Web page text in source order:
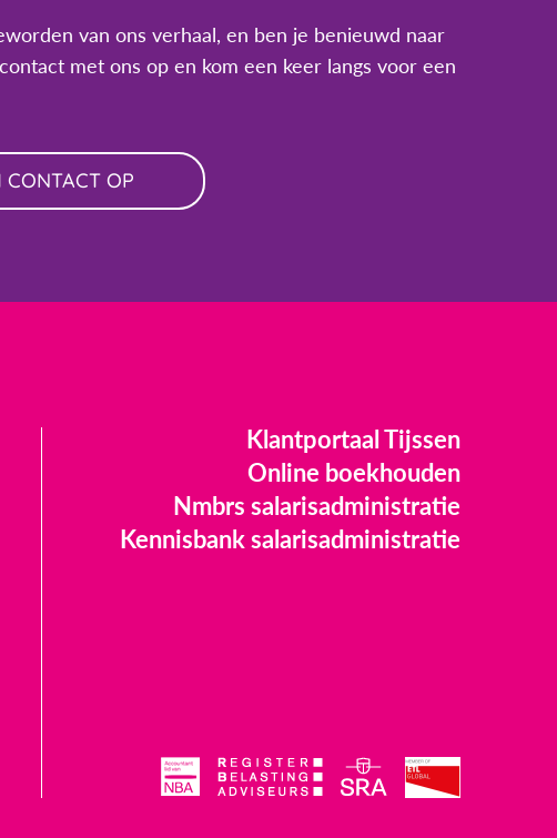
van ons verhaal, en ben je benieuwd naar
met ons op en kom een keer langs voor een
CONTACT OP
Klantportaal Tijssen
Online boekhouden
Nmbrs salarisadministratie
Kennisbank salarisadministratie